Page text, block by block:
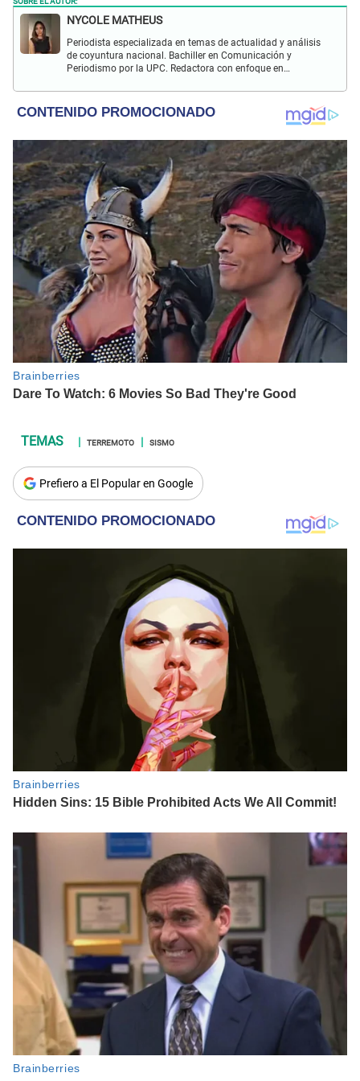
NYCOLE MATHEUS
Periodista especializada en temas de actualidad y análisis
de coyuntura nacional. Bachiller en Comunicación y
Periodismo por la UPC. Redactora con enfoque en
revista Wapa.
TERREMOTO SISMO
Prefiero a El Popular en Google